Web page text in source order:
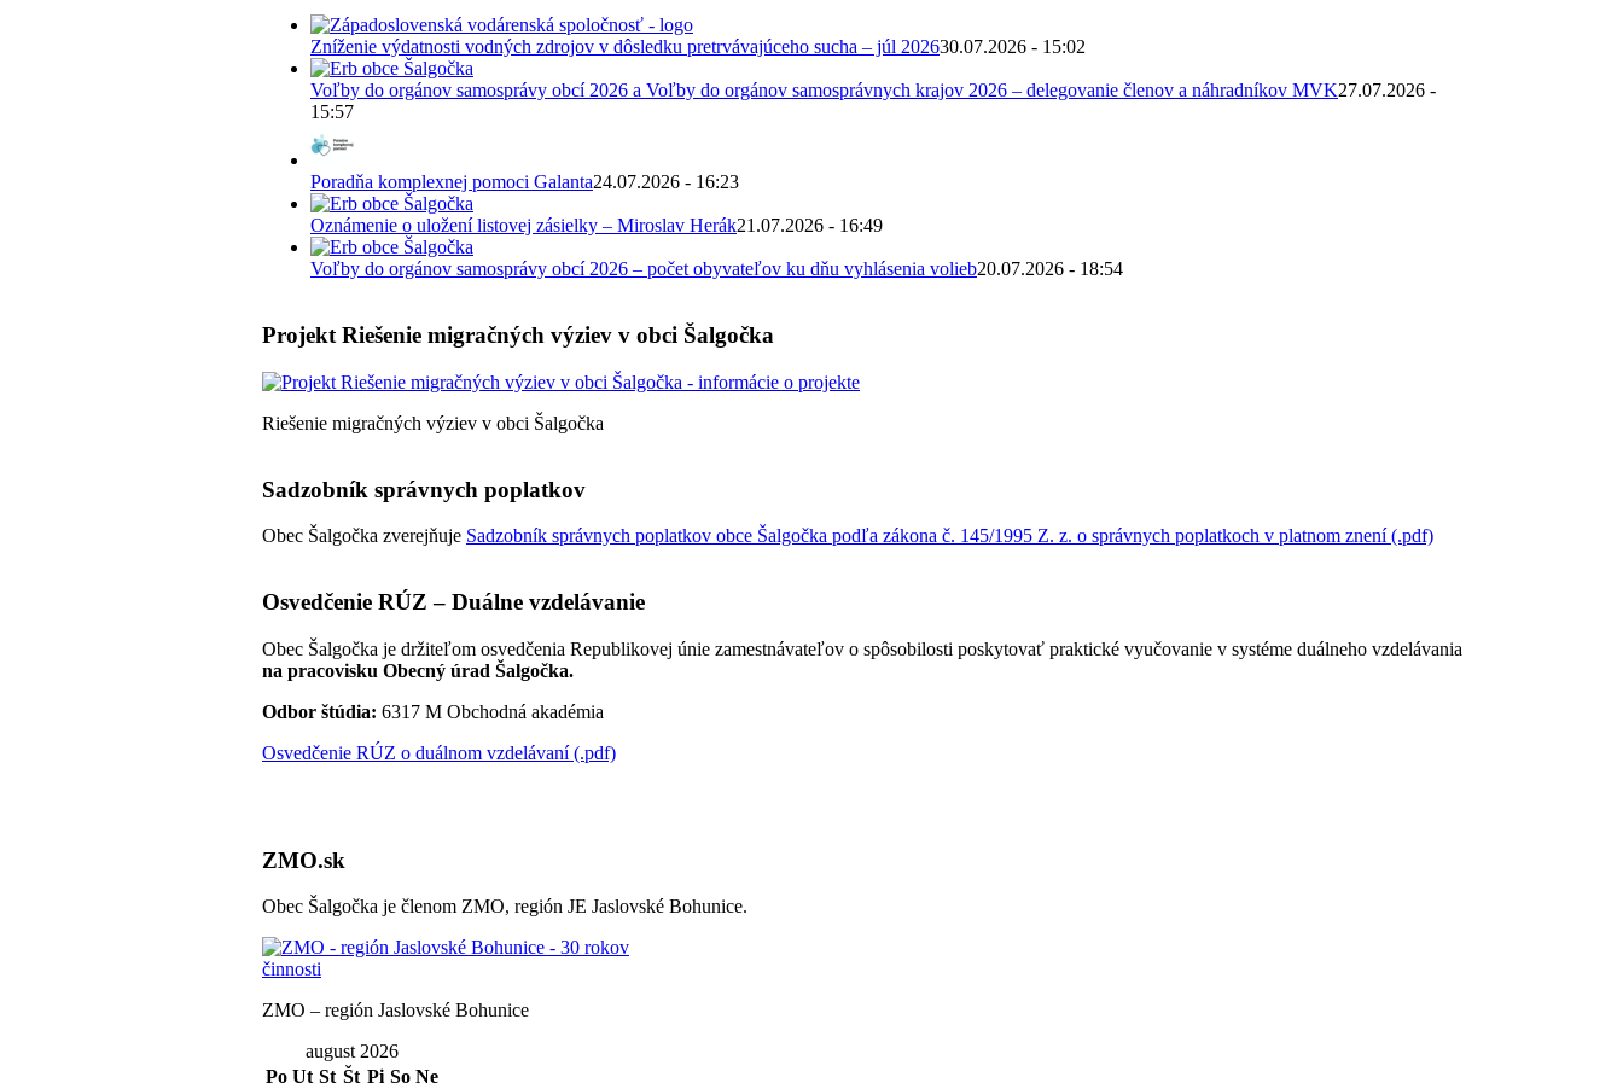
Zníženie výdatnosti vodných zdrojov v dôsledku pretrvávajúceho sucha – júl 202630.07.2026 - 15:02
Voľby do orgánov samosprávy obcí 2026 a Voľby do orgánov samosprávnych krajov 2026 – delegovanie členov a náhradníkov MVK27.07.2026 -
15:57
Poradňa komplexnej pomoci Galanta24.07.2026 - 16:23
Oznámenie o uložení listovej zásielky – Miroslav Herák21.07.2026 - 16:49
Voľby do orgánov samosprávy obcí 2026 – počet obyvateľov ku dňu vyhlásenia volieb20.07.2026 - 18:54
Projekt Riešenie migračných výziev v obci Šalgočka
Riešenie migračných výziev v obci Šalgočka
Sadzobník správnych poplatkov
Obec Šalgočka zverejňuje Sadzobník správnych poplatkov obce Šalgočka podľa zákona č. 145/1995 Z. z. o správnych poplatkoch v platnom znení (.pdf)
Osvedčenie RÚZ – Duálne vzdelávanie
Obec Šalgočka je držiteľom osvedčenia Republikovej únie zamestnávateľov o spôsobilosti poskytovať praktické vyučovanie v systéme duálneho vzdelávania
na pracovisku Obecný úrad Šalgočka.
Odbor štúdia: 6317 M Obchodná akadémia
Osvedčenie RÚZ o duálnom vzdelávaní (.pdf)
ZMO.sk
Obec Šalgočka je členom ZMO, región JE Jaslovské Bohunice.
ZMO – región Jaslovské Bohunice
august 2026
Po Ut St Št Pi So Ne